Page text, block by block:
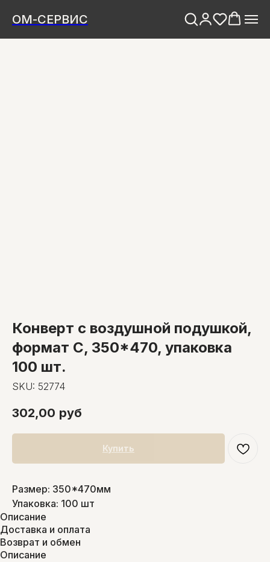
ОМ-СЕРВИС
Конверт с воздушной подушкой,
формат C, 350*470, упаковка
100 шт.
SKU: 52774
302,00 руб
Купить
Размер: 350*470мм
Упаковка: 100 шт
Описание
Доставка и оплата
Возврат и обмен
Описание